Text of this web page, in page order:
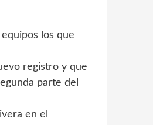
los que
registro y que
parte del
en el